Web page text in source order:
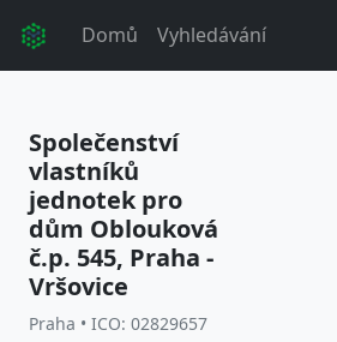
Domů Vyhledávání
Společenství
vlastníků
jednotek pro
dům Oblouková
č.p. 545, Praha -
Vršovice
Praha • ICO: 02829657